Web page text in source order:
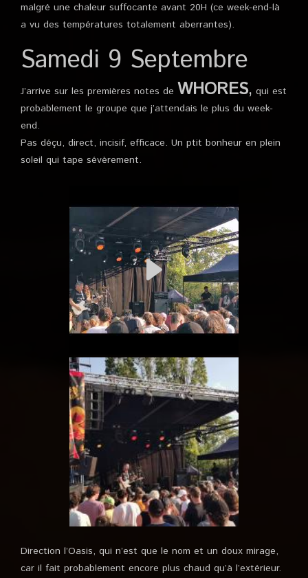
malgré une chaleur suffocante avant 20H (ce week-end-là
a vu des températures totalement aberrantes).
Samedi 9 Septembre
J’arrive sur les premières notes de WHORES, qui est
probablement le groupe que j’attendais le plus du week-
end.
Pas déçu, direct, incisif, efficace. Un ptit bonheur en plein
soleil qui tape sévèrement.
Direction l’Oasis, qui n’est que le nom et un doux mirage,
car il fait probablement encore plus chaud qu’à l’extérieur.